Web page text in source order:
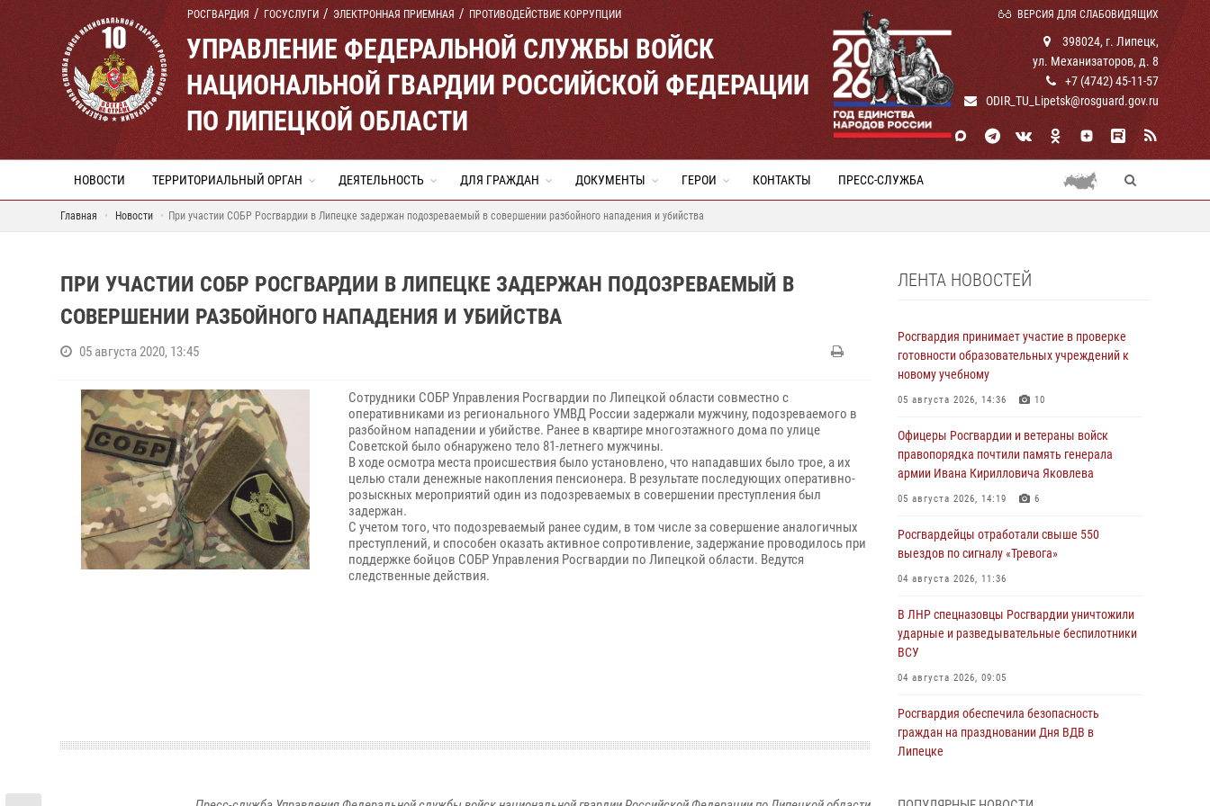
РОСГВАРДИЯ ГОСУСЛУГИ ЭЛЕКТРОННАЯ ПРИЕМНАЯ ПРОТИВОДЕЙСТВИЕ КОРРУПЦИИ ВЕРСИЯ ДЛЯ СЛАБОВИДЯЩИХ
УПРАВЛЕНИЕ ФЕДЕРАЛЬНОЙ СЛУЖБЫ ВОЙСК
НАЦИОНАЛЬНОЙ ГВАРДИИ РОССИЙСКОЙ ФЕДЕРАЦИИ
ПО ЛИПЕЦКОЙ ОБЛАСТИ
398024, г. Липецк,
ул. Механизаторов, д. 8
+7 (4742) 45-11-57
ODIR_TU_Lipetsk@rosguard.gov.ru
НОВОСТИ ТЕРРИТОРИАЛЬНЫЙ ОРГАН ДЕЯТЕЛЬНОСТЬ ДЛЯ ГРАЖДАН ДОКУМЕНТЫ ГЕРОИ КОНТАКТЫ ПРЕСС-СЛУЖБА
Главная Новости При участии СОБР Росгвардии в Липецке задержан подозреваемый в совершении разбойного нападения и убийства
ПРИ УЧАСТИИ СОБР РОСГВАРДИИ В ЛИПЕЦКЕ ЗАДЕРЖАН ПОДОЗРЕВАЕМЫЙ В
СОВЕРШЕНИИ РАЗБОЙНОГО НАПАДЕНИЯ И УБИЙСТВА
05 августа 2020, 13:45
Сотрудники СОБР Управления Росгвардии по Липецкой области совместно с
оперативниками из регионального УМВД России задержали мужчину, подозреваемого в
разбойном нападении и убийстве. Ранее в квартире многоэтажного дома по улице
Советской было обнаружено тело 81-летнего мужчины.
В ходе осмотра места происшествия было установлено, что нападавших было трое, а их
целью стали денежные накопления пенсионера. В результате последующих оперативно-
розыскных мероприятий один из подозреваемых в совершении преступления был
задержан.
С учетом того, что подозреваемый ранее судим, в том числе за совершение аналогичных
преступлений, и способен оказать активное сопротивление, задержание проводилось при
поддержке бойцов СОБР Управления Росгвардии по Липецкой области. Ведутся
следственные действия.
ЛЕНТА НОВОСТЕЙ
Росгвардия принимает участие в проверке
готовности образовательных учреждений к
новому учебному
05 августа 2026, 14:36 10
Офицеры Росгвардии и ветераны войск
правопорядка почтили память генерала
армии Ивана Кирилловича Яковлева
05 августа 2026, 14:19 6
Росгвардейцы отработали свыше 550
выездов по сигналу «Тревога»
04 августа 2026, 11:36
В ЛНР спецназовцы Росгвардии уничтожили
ударные и разведывательные беспилотники
ВСУ
04 августа 2026, 09:05
Росгвардия обеспечила безопасность
граждан на праздновании Дня ВДВ в
Липецке